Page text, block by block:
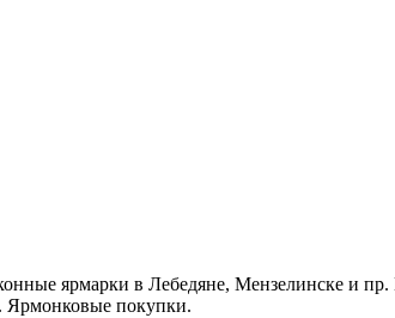
ярмарки в Лебедяне, Мензелинске и пр.
Ярмонковые покупки.